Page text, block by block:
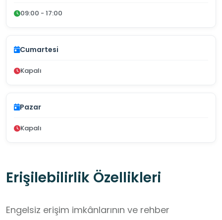
09:00 - 17:00
Cumartesi
Kapalı
Pazar
Kapalı
Erişilebilirlik Özellikleri
Engelsiz erişim imkânlarının ve rehber